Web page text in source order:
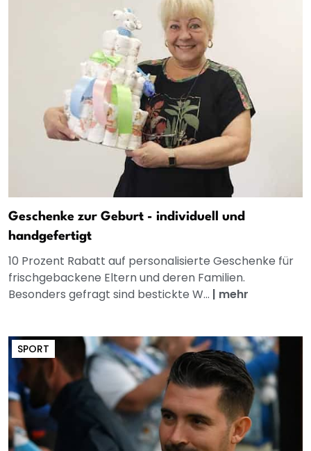
Geschenke zur Geburt - individuell und
handgefertigt
10 Prozent Rabatt auf personalisierte Geschenke für
frischgebackene Eltern und deren Familien.
Besonders gefragt sind bestickte W... | mehr
SPORT